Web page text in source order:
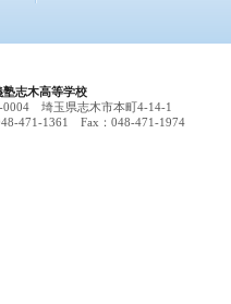
塾志木高等学校
0004 埼玉県志木市本町4-14-1
471-1361 Fax：048-471-1974